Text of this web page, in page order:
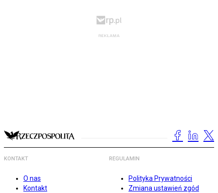
KONTAKT
O nas
Kontakt
REGULAMIN
Polityka Prywatności
Zmiana ustawień zgód